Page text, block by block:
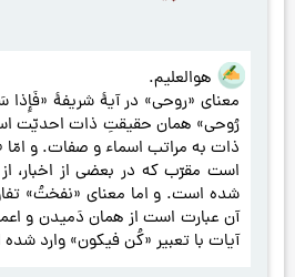
هوالعلیم.
معنای «روحی» در آیۀ شریفۀ
رُوحي» همان حقیقتِ ذات احدیّت
ذات به مراتب اسماء و صفات. و امّا
است مقرّب که در بعضی از اخبار، از
شده است. و اما معنای «نفختُ»
آن عبارت است از همان دَمیدن و
آیات با تعبیر «کُن فیکون» وارد